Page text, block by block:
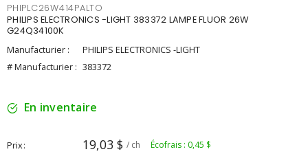
PHIPLC26W414PALTO
PHILIPS ELECTRONICS -LIGHT 383372 LAMPE FLUOR 26W
G24Q34100K
Manufacturier :
PHILIPS ELECTRONICS -LIGHT
# Manufacturier : 383372
En inventaire
Prix 19,03 $ / ch Écofrais : 0,45 $